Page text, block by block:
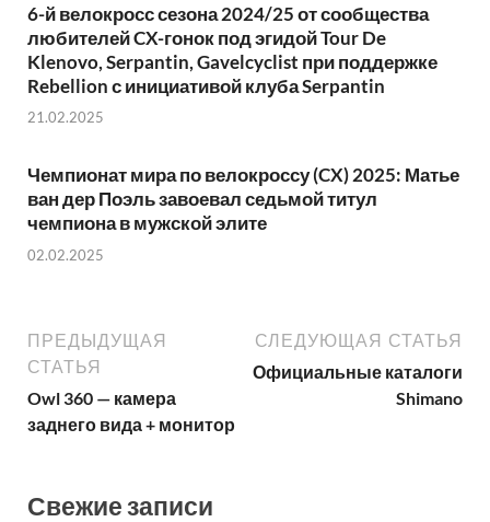
6-й велокросс сезона 2024/25 от сообщества
любителей CX-гонок под эгидой Tour De
Klenovo, Serpantin, Gavelcyclist при поддержке
Rebellion с инициативой клуба Serpantin
21.02.2025
Чемпионат мира по велокроссу (CX) 2025: Матье
ван дер Поэль завоевал седьмой титул
чемпиона в мужской элите
02.02.2025
ПРЕДЫДУЩАЯ
СТАТЬЯ
Owl 360 — камера
заднего вида + монитор
СЛЕДУЮЩАЯ СТАТЬЯ
Официальные каталоги
Shimano
Свежие записи